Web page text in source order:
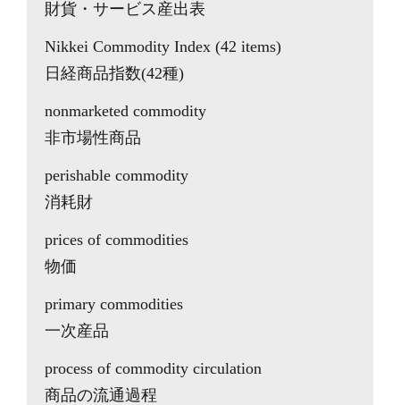
財貨・サービス産出表
Nikkei Commodity Index (42 items)
日経商品指数(42種)
nonmarketed commodity
非市場性商品
perishable commodity
消耗財
prices of commodities
物価
primary commodities
一次産品
process of commodity circulation
商品の流通過程